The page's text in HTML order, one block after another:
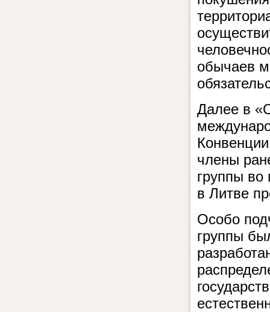
обычаев
Далее в
члены
группы во
в Литве
Особо
группы